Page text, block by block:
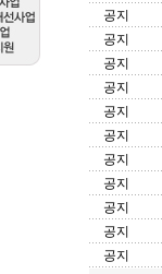
공지
공지
공지
공지
공지
공지
공지
공지
공지
공지
공지